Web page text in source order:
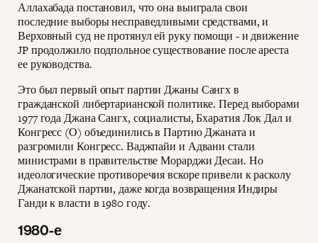
Аллахабада постановил, что она выиграла свои
последние выборы несправедливыми средствами, и
Верховный суд не протянул ей руку помощи - и движение
JP продолжило подпольное существование после ареста
ее руководства.
Это был первый опыт партии Джаны Сангх в
гражданской либертарианской политике. Перед выборами
1977 года Джана Сангх, социалисты, Бхаратия Лок Дал и
Конгресс (О) объединились в Партию Джаната и
разгромили Конгресс. Ваджпайи и Адвани стали
министрами в правительстве Морарджи Десаи. Но
идеологические противоречия вскоре привели к расколу
Джанатской партии, даже когда возвращения Индиры
Ганди к власти в 1980 году.
1980-е